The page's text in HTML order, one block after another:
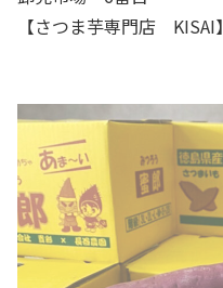
【さつま芋専門店 KISAI】